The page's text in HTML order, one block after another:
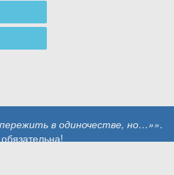
в одиночестве, но…»».